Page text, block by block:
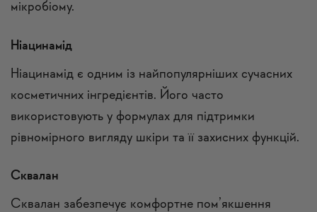
мікробіому.
Ніацинамід
Ніацинамід є одним із найпопулярніших сучасних
косметичних інгредієнтів. Його часто
використовують у формулах для підтримки
рівномірного вигляду шкіри та її захисних функцій.
Сквалан
Сквалан забезпечує комфортне пом’якшення